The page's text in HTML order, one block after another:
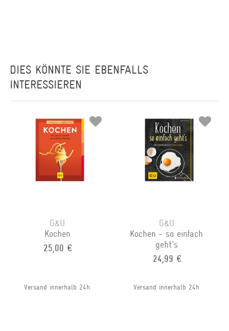
DIES KÖNNTE SIE EBENFALLS
INTERESSIEREN
G&U
Kochen
25,00 €
Versand innerhalb 24h
G&U
Kochen - so einfach
geht's
24,99 €
Versand innerhalb 24h